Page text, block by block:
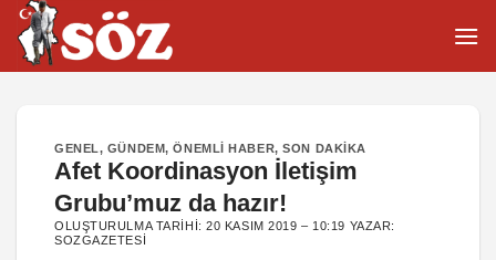
İçeriğe
atla
GENEL, GÜNDEM,ÖNEMLI HABER,SON DAKIKA
Afet Koordinasyon İletişim
Grubu’muz da hazır!
OLUŞTURULMA TARIHI:20 KASIM 2019 – 10:19 YAZAR:
SOZGAZETESI